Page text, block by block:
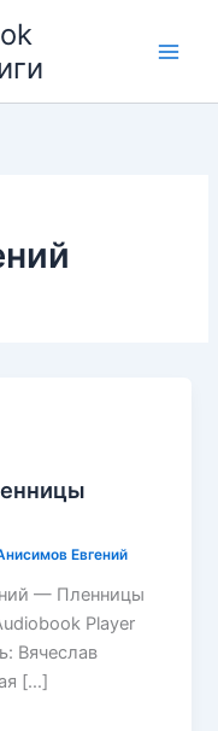
Евгений
— Пленницы
Player
Вячеслав
[…]